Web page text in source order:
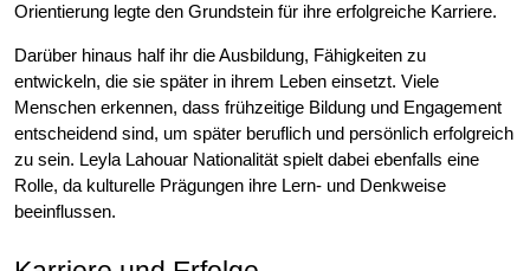
Orientierung legte den Grundstein für ihre erfolgreiche Karriere.
Darüber hinaus half ihr die Ausbildung, Fähigkeiten zu
entwickeln, die sie später in ihrem Leben einsetzt. Viele
Menschen erkennen, dass frühzeitige Bildung und Engagement
entscheidend sind, um später beruflich und persönlich erfolgreich
zu sein. Leyla Lahouar Nationalität spielt dabei ebenfalls eine
Rolle, da kulturelle Prägungen ihre Lern- und Denkweise
beeinflussen.